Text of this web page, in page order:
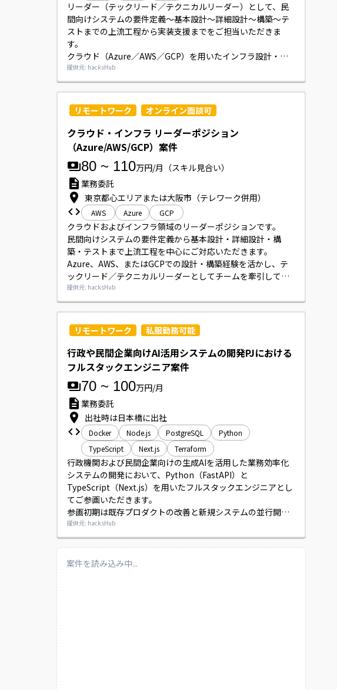
リーダー（テックリード／テクニカルリーダー）として、民
間向けシステムの要件定義～基本設計～詳細設計～構築～テ
ストまでの上流工程から実装支援までをご担当いただきま
す。
クラウド（Azure／AWS／GCP）を用いたインフラ設計・構
築をリードし、必要に応じて顧客折衝やメンバー指導も行っ
ていただきます。
提供元: hacksHub
リモートワーク オンライン面談可
クラウド・インフラ リーダーポジション
（Azure/AWS/GCP）案件
80 ~ 110万円/月 （スキル見合い）
業務委託
東京都心エリアまたは大阪市（テレワーク併用）
AWS Azure GCP
クラウドおよびインフラ領域のリーダーポジションです。
民間向けシステムの要件定義から基本設計・詳細設計・構
築・テストまで上流工程を中心にご対応いただきます。
Azure、AWS、またはGCPでの設計・構築経験を活かし、テ
ックリード／テクニカルリーダーとしてチームを牽引してい
ただきます。
提供元: hacksHub
リモートワーク 私服勤務可能
行政や民間企業向けAI活用システムの開発PJにおける
フルスタックエンジニア案件
70 ~ 100万円/月
業務委託
出社時は日本橋に出社
Docker Node.js PostgreSQL
Python
TypeScript
Next.js Terraform
行政機関および民間企業向けの生成AIを活用した業務効率化
システムの開発において、Python（FastAPI）と
TypeScript（Next.js）を用いたフルスタックエンジニアとし
てご参画いただきます。
参画初期は既存プロダクトの改善と新規システムの並行開発
を行い、長期的には要件整理から設計・実装・テスト・運用
まで一貫して担当していただきます。
ユーザーの業務フローや課題を踏まえ、生成AIの活用設計や
出力精度・処理ロジックの最適化を行い、実運用に耐えうる
提供元: hacksHub
案件を読み込み中...